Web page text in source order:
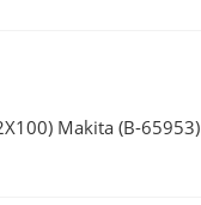
Makita (B-65953)